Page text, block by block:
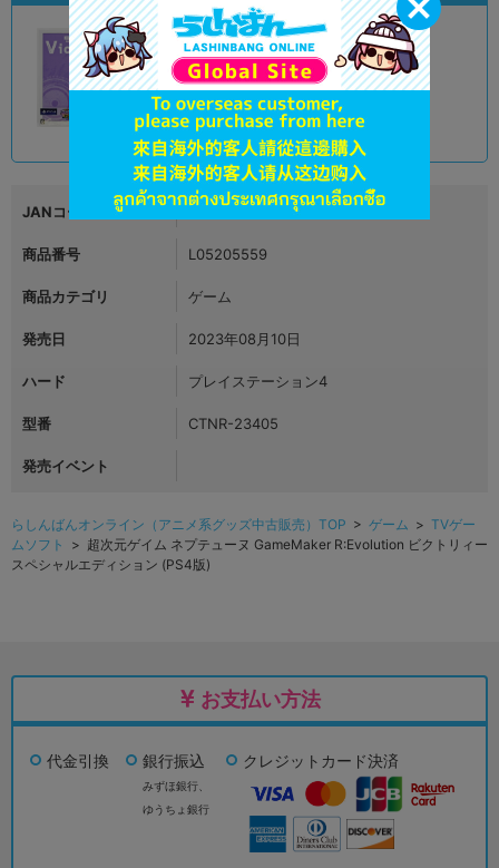
状態 : B
大阪日本橋店
在庫あり 2,024円 税込
JANコード 4995857097678
商品番号 L05205559
商品カテゴリ ゲーム
発売日 2023年08月10日
ハード プレイステーション4
型番 CTNR-23405
発売イベント
らしんばんオンライン（アニメ系グッズ中古販売）TOP > ゲーム > TVゲー
ムソフト
> 超次元ゲイム ネプテューヌ GameMaker R:Evolution ビクトリィー
スペシャルエディション (PS4版)
お支払い方法
代金引換 銀行振込
みずほ銀行、
ゆうちょ銀行
クレジットカード決済